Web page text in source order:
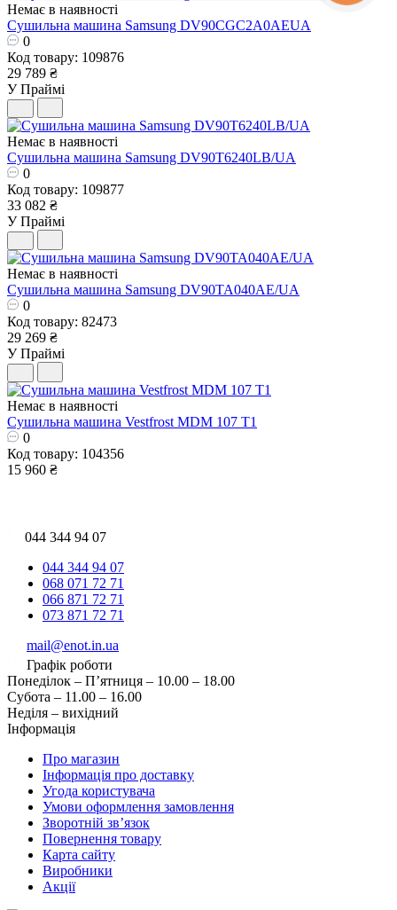
Немає в наявності
Сушильна машина Samsung DV90CGC2A0AEUA
0
Код товару: 109876
29 789 ₴
У Праймі
Немає в наявності
Сушильна машина Samsung DV90T6240LB/UA
0
Код товару: 109877
33 082 ₴
У Праймі
Немає в наявності
Сушильна машина Samsung DV90TA040AE/UA
0
Код товару: 82473
29 269 ₴
У Праймі
Немає в наявності
Сушильна машина Vestfrost MDM 107 T1
0
Код товару: 104356
15 960 ₴
044 344 94 07
044 344 94 07
068 071 72 71
066 871 72 71
073 871 72 71
mail@enot.in.ua
Графік роботи
Понеділок – П’ятниця – 10.00 – 18.00
Субота – 11.00 – 16.00
Неділя – вихідний
Інформація
Про магазин
Інформація про доставку
Угода користувача
Умови оформлення замовлення
Зворотній зв’язок
Повернення товару
Карта сайту
Виробники
Акції